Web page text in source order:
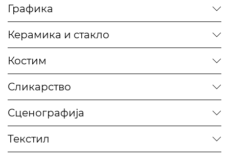
Графика
Керамика и стакло
Костим
Сликарство
Сценографија
Текстил